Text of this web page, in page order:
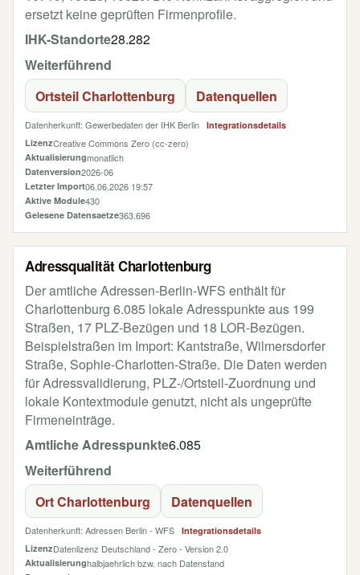
ersetzt keine geprüften Firmenprofile.
IHK-Standorte28.282
Weiterführend
Ortsteil Charlottenburg
Datenquellen
Datenherkunft: Gewerbedaten der IHK Berlin Integrationsdetails
LizenzCreative Commons Zero (cc-zero)
Aktualisierungmonatlich
Datenversion2026-06
Letzter Import06.06.2026 19:57
Aktive Module430
Gelesene Datensaetze363.696
Adressqualität Charlottenburg
Der amtliche Adressen-Berlin-WFS enthält für
Charlottenburg 6.085 lokale Adresspunkte aus 199
Straßen, 17 PLZ-Bezügen und 18 LOR-Bezügen.
Beispielstraßen im Import: Kantstraße, Wilmersdorfer
Straße, Sophie-Charlotten-Straße. Die Daten werden
für Adressvalidierung, PLZ-/Ortsteil-Zuordnung und
lokale Kontextmodule genutzt, nicht als ungeprüfte
Firmeneinträge.
Amtliche Adresspunkte6.085
Weiterführend
Ort Charlottenburg
Datenquellen
Datenherkunft: Adressen Berlin - WFS Integrationsdetails
LizenzDatenlizenz Deutschland - Zero - Version 2.0
Aktualisierunghalbjaehrlich bzw. nach Datenstand